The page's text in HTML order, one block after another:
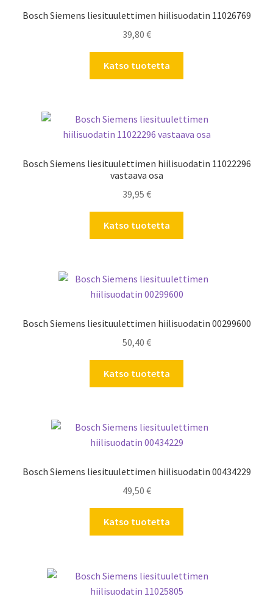
Bosch Siemens liesituulettimen hiilisuodatin 11026769
39,80 €
Katso tuotetta
Bosch Siemens liesituulettimen hiilisuodatin 11022296
vastaava osa
39,95 €
Katso tuotetta
Bosch Siemens liesituulettimen hiilisuodatin 00299600
50,40 €
Katso tuotetta
Bosch Siemens liesituulettimen hiilisuodatin 00434229
49,50 €
Katso tuotetta